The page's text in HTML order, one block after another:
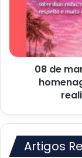
Almas
motociclístico
homenagem
Dia
Mulheres
das
Almas
08 de
Artigos